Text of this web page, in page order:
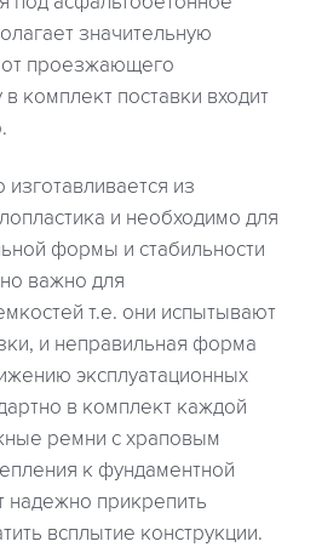
значительную
от проезжающего
комплект поставки входит
из
и необходимо для
формы и стабильности
важно для
т.е. они испытывают
и неправильная форма
эксплуатационных
в комплект каждой
ремни с храповым
к фундаментной
надежно прикрепить
всплытие конструкции.